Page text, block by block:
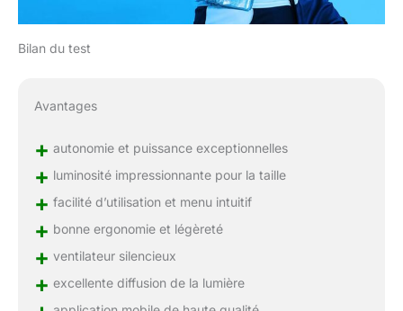
Bilan du test
Avantages
+ autonomie et puissance exceptionnelles
+ luminosité impressionnante pour la taille
+ facilité d’utilisation et menu intuitif
+ bonne ergonomie et légèreté
+ ventilateur silencieux
+ excellente diffusion de la lumière